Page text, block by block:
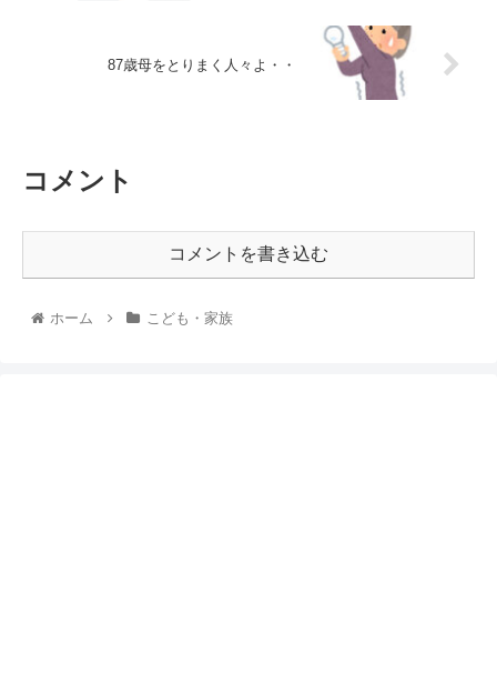
87歳母をとりまく人々よ・・
コメント
コメントを書き込む
ホーム こども・家族